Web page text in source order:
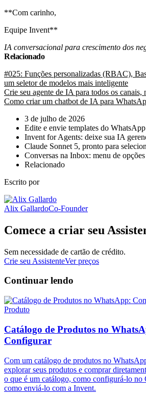
**Com carinho,
Equipe Invent**
IA conversacional para crescimento dos
Relacionado
#025: Funções personalizadas (RBAC),
um seletor de modelos mais inteligente
Crie seu agente de IA para todos os canais,
Como criar um chatbot de IA para
3 de julho de 2026
Edite e envie templates do
Invent for Agents: deixe sua IA
Claude Sonnet 5, pronto para
Conversas na Inbox: menu de opções
Relacionado
Escrito por
Alix GallardoCo-Founder
Comece a criar seu
Sem necessidade de cartão de crédito.
Crie seu AssistenteVer preços
Continuar lendo
Produto
Catálogo de Produtos no
Configurar
Com um catálogo de produtos no
explorar seus produtos e comprar
o que é um catálogo, como configurá-lo no
como enviá-lo com a Invent.